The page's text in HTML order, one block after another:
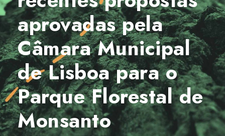
aprovadas pela
Câmara Municipal
de Lisboa para o
Parque Florestal de
Monsanto